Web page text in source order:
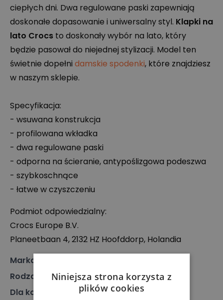
ciepłych dni. Dwa regulowane paski zapewniają
doskonałe dopasowanie i uniwersalny styl. Klapki na
lato Crocs to doskonały wybór na lato, który
będzie pasował do niejednej stylizacji. Model ten
świetnie dopełni damskie spodenki, które znajdziesz
w naszym sklepie.
Specyfikacja:
- wsuwana konstrukcja
- profilowana wkładka
- dwa regulowane paski
- odporna na ścieranie, antypoślizgowa podeszwa
- szybkoschnące
- łatwe w czyszczeniu
Podmiot odpowiedzialny:
Crocs Europe B.V.
Planeetbaan 4, 2132 HZ Hoofddorp, Holandia
Marka
Rodzaj
Obuwie, Klapki
Dla kogo
Niniejsza strona korzysta z
plików cookies